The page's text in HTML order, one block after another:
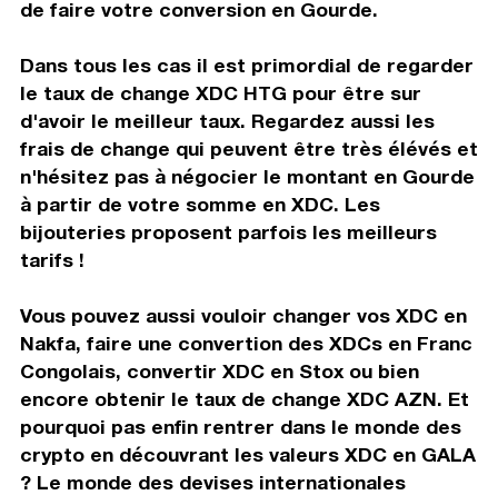
de faire votre conversion en Gourde.
Dans tous les cas il est primordial de regarder
le taux de change XDC HTG pour être sur
d'avoir le meilleur taux. Regardez aussi les
frais de change qui peuvent être très élévés et
n'hésitez pas à négocier le montant en Gourde
à partir de votre somme en XDC. Les
bijouteries proposent parfois les meilleurs
tarifs !
Vous pouvez aussi vouloir changer vos XDC en
Nakfa, faire une convertion des XDCs en Franc
Congolais, convertir XDC en Stox ou bien
encore obtenir le taux de change XDC AZN. Et
pourquoi pas enfin rentrer dans le monde des
crypto en découvrant les valeurs XDC en GALA
? Le monde des devises internationales